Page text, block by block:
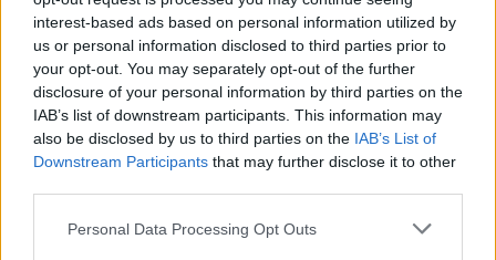
interest-based ads based on personal information utilized by
us or personal information disclosed to third parties prior to
your opt-out. You may separately opt-out of the further
disclosure of your personal information by third parties on the
IAB’s list of downstream participants. This information may
also be disclosed by us to third parties on the IAB’s List of
Downstream Participants that may further disclose it to other
Personal Data Processing Opt Outs
ΤΕΤΑΡΤΗ 22/7 – 22:00
ΡΑΚΟΣ ΝΟ. 14
Ο Σπίνος, κοκκαλιάρης, οδοντογλυφίδα, απένταρος,
φουκαράς, ανακαλύπτει ότι έχει τρομερή δύναμη στα
χέρια. Αμέσως αλλάζει η ζωή του. Διάφοροι
κομπιναδόροι προσπαθούν να τον εκμεταλλευτούν
πλασάροντας τον για πρωταθλητή της πυγμαχίας...
Πρωταγωνιστούν: Στάθης Ψάλτης, Σοφία Αλιμπέρτη,